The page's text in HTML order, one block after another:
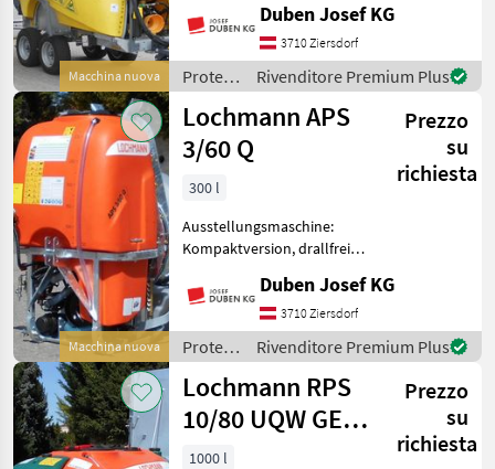
Macchina nuova
Breitreifen 23/8.50-12,
feuerverzinkten Rahmen,
Zahnradgetriebe,
Hochleistungturbine 33 kW,
Motorventile “Compac
Duben Josef KG
3710 Ziersdorf
Protezione
piante /
Caffini
Rivenditore Premium Plus
Macchina nuova
Lochmann APS
3/60 Q
Prezzo
su
richiesta
300 l
Ausstellungsmaschine:
Kompaktversion, drallfreies
Doppelaxialgebläse DM 600
mm (mit bis zu 28.000 m³/h
Luftleistung!),
Gebläseabschaltung,
Rahmen und Geblä
Duben Josef KG
3710 Ziersdorf
Protezione
piante /
Lochmann
Rivenditore Premium Plus
Lochmann RPS
10/80 UQW GEN
III
Prezzo
su
richiesta
1000 l